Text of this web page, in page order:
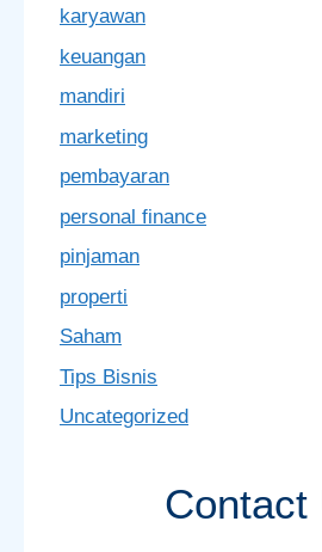
karyawan
keuangan
mandiri
marketing
pembayaran
personal finance
pinjaman
properti
Saham
Tips Bisnis
Uncategorized
Contact